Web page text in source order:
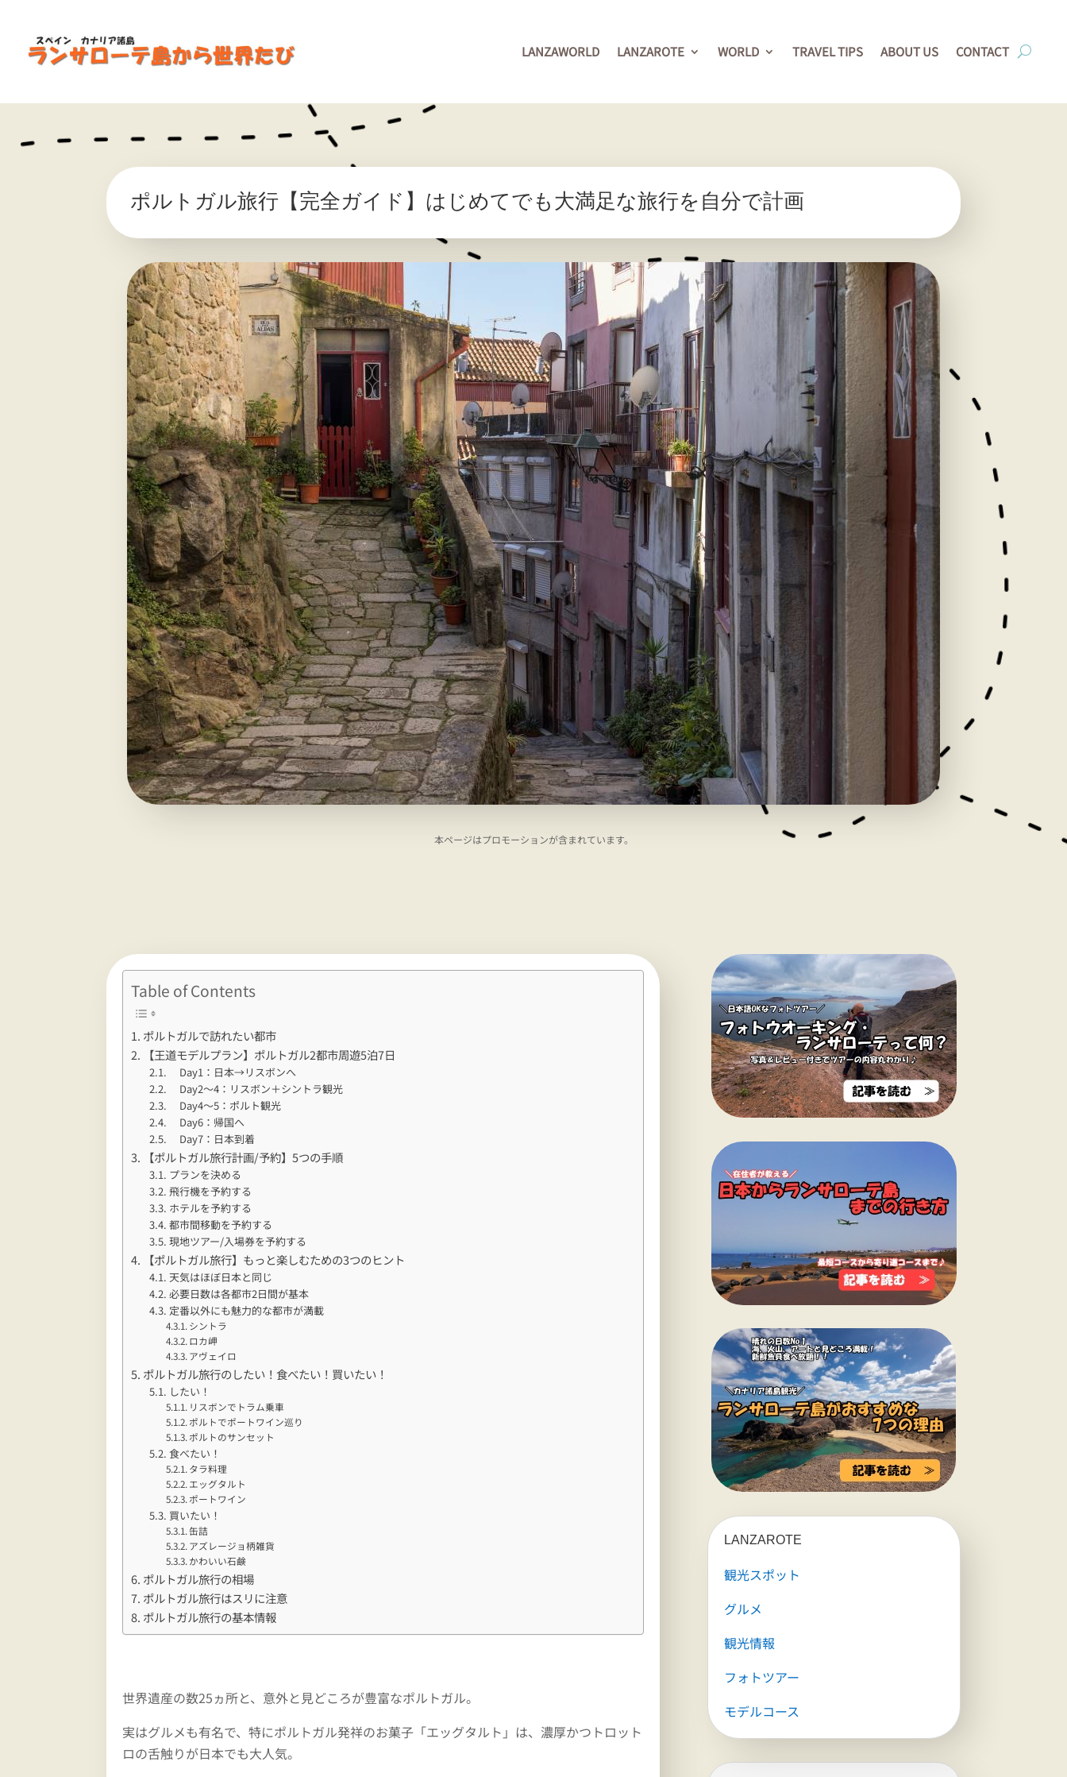
LANZAWORLD LANZAROTE WORLD TRAVEL TIPS ABOUT US CONTACT
ポルトガル旅行【完全ガイド】はじめてでも大満足な旅行を自分で計画
本ページはプロモーションが含まれています。
Table of Contents
ポルトガルで訪れたい都市
【王道モデルプラン】ポルトガル2都市周遊5泊7日
Day1：日本→リスボンへ
Day2～4：リスボン＋シントラ観光
Day4～5：ポルト観光
Day6：帰国へ
Day7：日本到着
【ポルトガル旅行計画/予約】5つの手順
プランを決める
飛行機を予約する
ホテルを予約する
都市間移動を予約する
現地ツアー/入場券を予約する
【ポルトガル旅行】もっと楽しむための3つのヒント
天気はほぼ日本と同じ
必要日数は各都市2日間が基本
定番以外にも魅力的な都市が満載
シントラ
ロカ岬
アヴェイロ
ポルトガル旅行のしたい！食べたい！買いたい！
したい！
リスボンでトラム乗車
ポルトでポートワイン巡り
ポルトのサンセット
食べたい！
タラ料理
エッグタルト
ポートワイン
買いたい！
缶詰
アズレージョ柄雑貨
かわいい石鹸
ポルトガル旅行の相場
ポルトガル旅行はスリに注意
ポルトガル旅行の基本情報
世界遺産の数25ヵ所と、意外と見どころが豊富なポルトガル。
実はグルメも有名で、特にポルトガル発祥のお菓子「エッグタルト」は、濃厚かつトロット
ロの舌触りが日本でも大人気。
LANZAROTE
観光スポット
グルメ
観光情報
フォトツアー
モデルコース